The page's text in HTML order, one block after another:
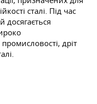
сталі. Під час
досягається
дріт